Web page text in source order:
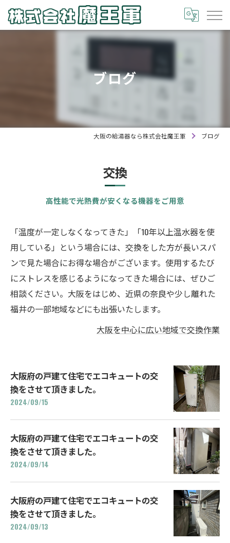
ブログ
大阪の給湯器なら株式会社魔王軍 ブログ
交換
高性能で光熱費が安くなる機器をご用意
「温度が一定しなくなってきた」「10年以上温水器を使
用している」という場合には、交換をした方が長いスパ
ンで見た場合にお得な場合がございます。使用するたび
にストレスを感じるようになってきた場合には、ぜひご
相談ください。大阪をはじめ、近県の奈良や少し離れた
福井の一部地域などにも出張いたします。
大阪を中心に広い地域で交換作業
大阪府の戸建て住宅でエコキュートの交
換をさせて頂きました。
2024/09/15
大阪府の戸建て住宅でエコキュートの交
換をさせて頂きました。
2024/09/14
大阪府の戸建て住宅でエコキュートの交
換をさせて頂きました。
2024/09/13